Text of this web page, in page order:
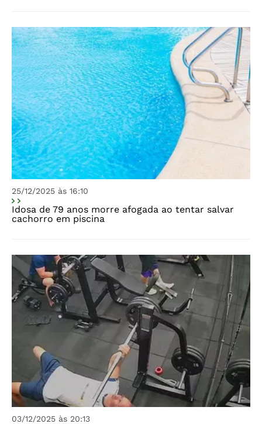
25/12/2025 às 16:10
Idosa de 79 anos morre afogada ao tentar salvar
cachorro em piscina
03/12/2025 às 20:13